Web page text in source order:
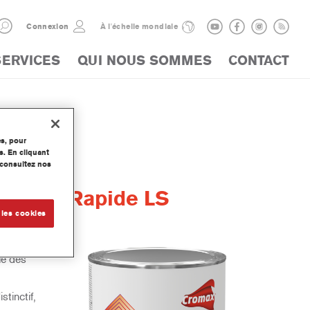
Connexion À l'échelle mondiale
QUI NOUS SOMMES CONTACT
Vert Rapide LS
des
pour
En cliquant
nos
cookies